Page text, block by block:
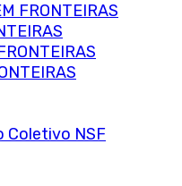
FRONTEIRAS
Coletivo NSF